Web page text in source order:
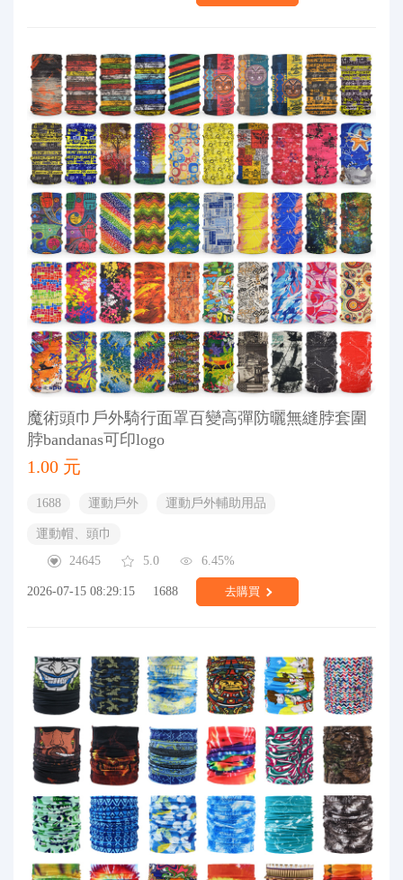
魔術頭巾戶外騎行面罩百變高彈防曬無縫脖套圍
脖bandanas可印logo
1.00 元
1688 運動戶外 運動戶外輔助用品
運動帽、頭巾
24645
5.0 6.45%
2026-07-15 08:29:15 1688 去購買